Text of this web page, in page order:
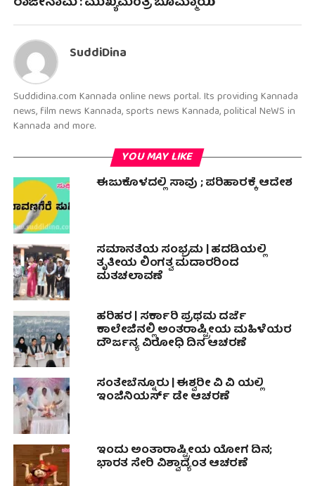
SuddiDina
Suddidina.com Kannada online news portal. Its providing Kannada
news, film news Kannada, sports news Kannada, political NeWS in
Kannada and more.
YOU MAY LIKE
ಈಜುಕೊಳದಲ್ಲಿ ಸಾವು ; ಪರಿಹಾರಕ್ಕೆ ಆದೇಶ
ಸಮಾನತೆಯ ಸಂಭ್ರಮ | ಹದಡಿಯಲ್ಲಿ
ತೃತೀಯ ಲಿಂಗತ್ವ ಮದಾರರಿಂದ
ಮತಚಲಾವಣೆ
ಹರಿಹರ | ಸರ್ಕಾರಿ ಪ್ರಥಮ ದರ್ಜೆ
ಕಾಲೇಜಿನಲ್ಲಿ ಅಂತರಾಷ್ಟ್ರೀಯ ಮಹಿಳೆಯರ
ದೌರ್ಜನ್ಯ ವಿರೋಧಿ ದಿನ ಆಚರಣೆ
ಸಂತೇಬೆನ್ನೂರು | ಈಶ್ವರೀ ವಿ ವಿ ಯಲ್ಲಿ
ಇಂಜಿನಿಯರ್ಸ್ ಡೇ ಆಚರಣೆ
ಇಂದು ಅಂತಾರಾಷ್ಟ್ರೀಯ ಯೋಗ ದಿನ;
ಭಾರತ ಸೇರಿ ವಿಶ್ವಾದ್ಯಂತ ಆಚರಣೆ